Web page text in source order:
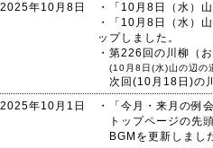
2025年10月8日
・「10月8日（水）
・「10月8日（水）
ップしました。
・第226回の川柳（
(10月8日(水)山の辺の
次回(10月18日)の
2025年10月1日
・「今月・来月の例
トップページの先
BGMを更新しまし